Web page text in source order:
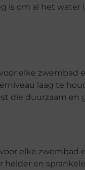
is om al het
elke
laag te
die duurzaam en
elke
en